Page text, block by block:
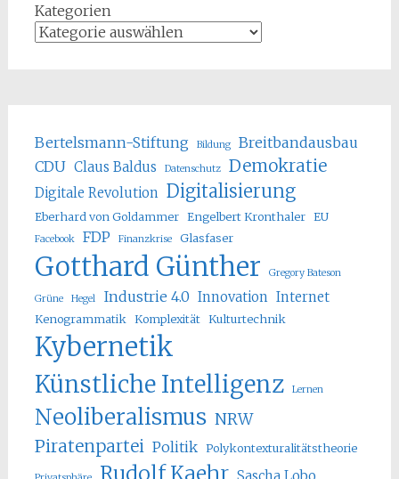
Kategorien
Bertelsmann-Stiftung Bildung
Breitbandausbau
CDU Claus Baldus Datenschutz Demokratie
Digitale Revolution Digitalisierung
Eberhard von Goldammer Engelbert Kronthaler EU
Facebook FDP Finanzkrise Glasfaser
Gotthard Günther Gregory Bateson
Grüne Hegel Industrie 4.0 Innovation Internet
Kenogrammatik Komplexität Kulturtechnik
Kybernetik
Künstliche Intelligenz Lernen
Neoliberalismus NRW
Piratenpartei Politik Polykontexturalitätstheorie
Rudolf Kaehr